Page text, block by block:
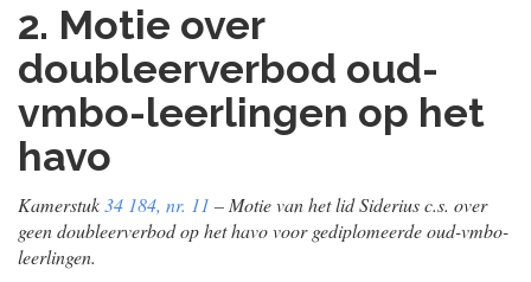
2. Motie over
doubleerverbod oud-
vmbo-leerlingen op het
havo
Kamerstuk34 184, nr. 11 – Motie van het lid Siderius c.s. over
geen doubleerverbod op het havo voor gediplomeerde oud-vmbo-
leerlingen.